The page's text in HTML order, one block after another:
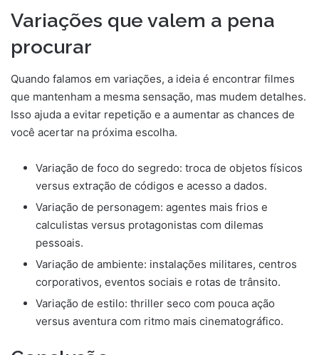
Variações que valem a pena
procurar
Quando falamos em variações, a ideia é encontrar filmes
que mantenham a mesma sensação, mas mudem detalhes.
Isso ajuda a evitar repetição e a aumentar as chances de
você acertar na próxima escolha.
Variação de foco do segredo: troca de objetos físicos
versus extração de códigos e acesso a dados.
Variação de personagem: agentes mais frios e
calculistas versus protagonistas com dilemas
pessoais.
Variação de ambiente: instalações militares, centros
corporativos, eventos sociais e rotas de trânsito.
Variação de estilo: thriller seco com pouca ação
versus aventura com ritmo mais cinematográfico.